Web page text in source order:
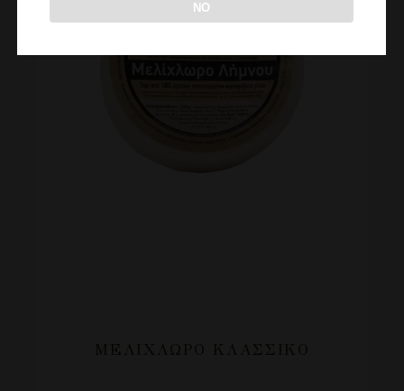
ΜΕΛΊΧΛΩΡΟ ΚΛΑΣΣΙΚΌ
NO